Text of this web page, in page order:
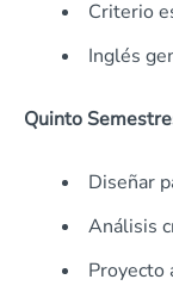
Criterio
Inglés
Quinto
Diseñar
Análisis
Proyecto